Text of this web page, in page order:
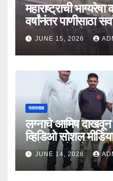
महाराष्ट्राची
वर्षांनंतर पाणीसाठा
टीएमसी पाणी शिल्लक
JUNE 15, 2026
यवतमाळ
लग्नाचे आमिष
व्हिडिओ सोशल
आरोपी अखेर जेरबंद!
JUNE 14, 2026